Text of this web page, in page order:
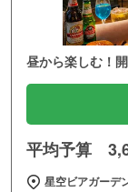
昼から楽しむ！
平均予算
星空ビアガーデ